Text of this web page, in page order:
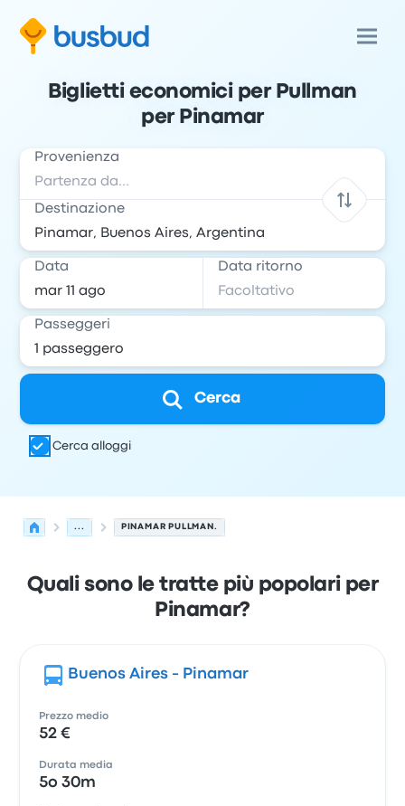
Biglietti economici per Pullman
per Pinamar
Provenienza
Destinazione
Data Data ritorno
Passeggeri
Cerca
Cerca alloggi
... PINAMAR PULLMAN.
Quali sono le tratte più popolari per
Pinamar?
Buenos Aires - Pinamar
Prezzo medio
52 €
Durata media
5o 30m